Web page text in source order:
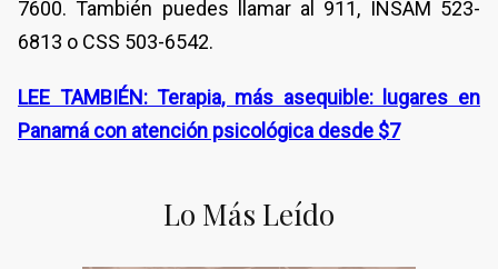
7600. También puedes llamar al 911, INSAM 523-
6813 o CSS 503-6542.
LEE TAMBIÉN: Terapia, más asequible: lugares en
Panamá con atención psicológica desde $7
Lo Más Leído